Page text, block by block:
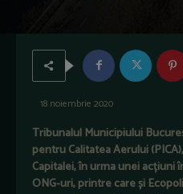
18 noiembrie 2020
Tribunalul Municipiului
pentru Calitatea Aerului
Capitalei, în urma unei
ONG-uri, printre care și